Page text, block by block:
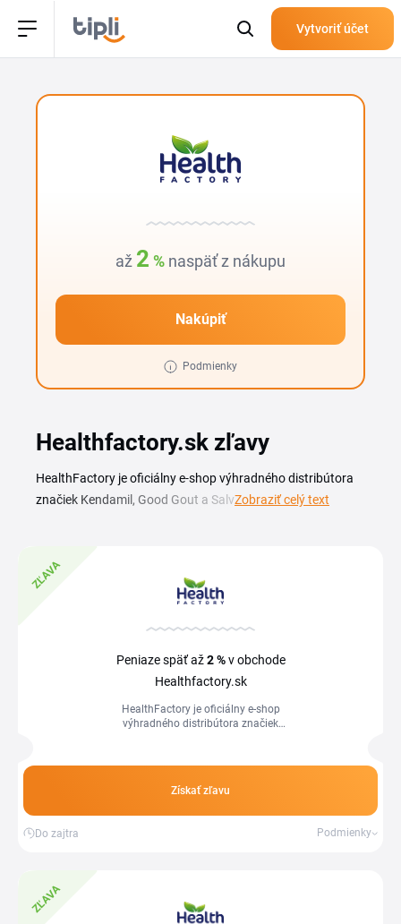
Vytvoriť účet
až 2 % naspäť z nákupu
Nakúpiť
Podmienky
Healthfactory.sk zľavy
HealthFactory je oficiálny e-shop výhradného distribútora
značiek Kendamil, Good Gout a Salvest. Nájdete tu
healthfactory.sk zľavovým kupónom nakúpite tieto
produkty za výhodnejšiu cenu. Na tejto stránke pravidelne
pridávame nové kódy a akcie obchodu. Stačí si vybrať
platný healthfactory.sk kupón , skopírovať ho a vložiť pri
neunikla žiadna zľava na obľúbené detské a zdravé
Zobraziť celý text
ZĽAVA
Peniaze späť až2 %v obchode
Healthfactory.sk
HealthFactory je oficiálny e-shop
výhradného distribútora značiek
Získať zľavu
Do zajtra Podmienky
ZĽAVA